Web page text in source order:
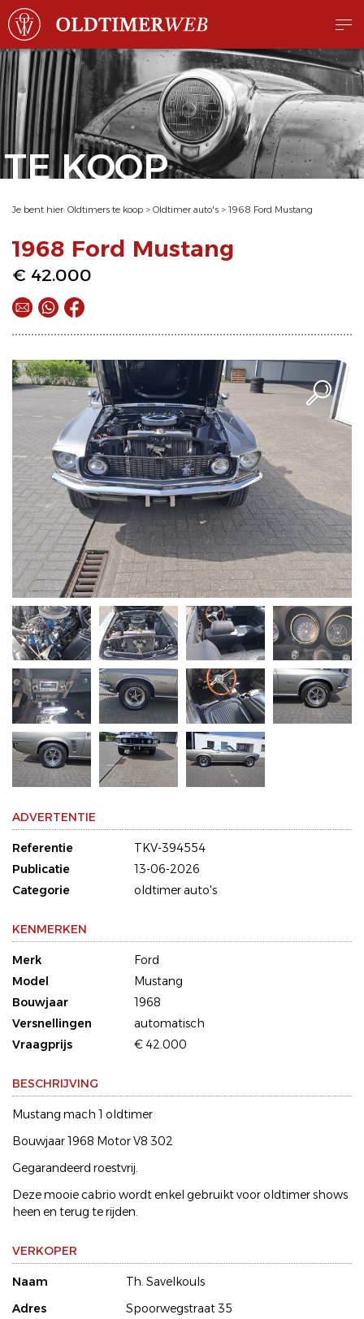
TE KOOP
Je bent hier: Oldtimers te koop > Oldtimer auto's > 1968 Ford Mustang
1968 Ford Mustang
€ 42.000
ADVERTENTIE
Referentie
TKV-394554
Publicatie
13-06-2026
Categorie
oldtimer auto's
KENMERKEN
Merk
Ford
Model
Mustang
Bouwjaar
1968
Versnellingen
automatisch
Vraagprijs
€ 42.000
BESCHRIJVING
Mustang mach 1 oldtimer
Bouwjaar 1968 Motor V8 302
Gegarandeerd roestvrij.
Deze mooie cabrio wordt enkel gebruikt voor oldtimer shows
heen en terug te rijden.
VERKOPER
Naam
Th. Savelkouls
Adres
Spoorwegstraat 35